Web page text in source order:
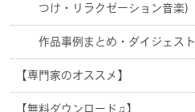
つけ・リラクゼーション音楽)
作品事例まとめ・ダイジェスト
【専門家のオススメ】